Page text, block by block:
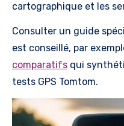
cartographique et les
Consulter un guide
est conseillé, par
comparatifs qui
tests GPS Tomtom.